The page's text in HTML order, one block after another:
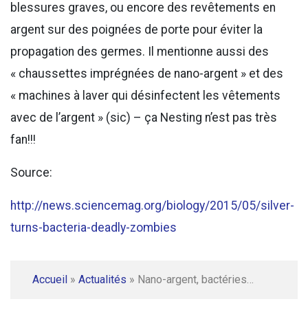
blessures graves, ou encore des revêtements en
argent sur des poignées de porte pour éviter la
propagation des germes. Il mentionne aussi des
« chaussettes imprégnées de nano-argent » et des
« machines à laver qui désinfectent les vêtements
avec de l’argent » (sic) – ça Nesting n’est pas très
fan!!!
Source:
http://news.sciencemag.org/biology/2015/05/silver-
turns-bacteria-deadly-zombies
Accueil » Actualités » Nano-argent, bactéries…